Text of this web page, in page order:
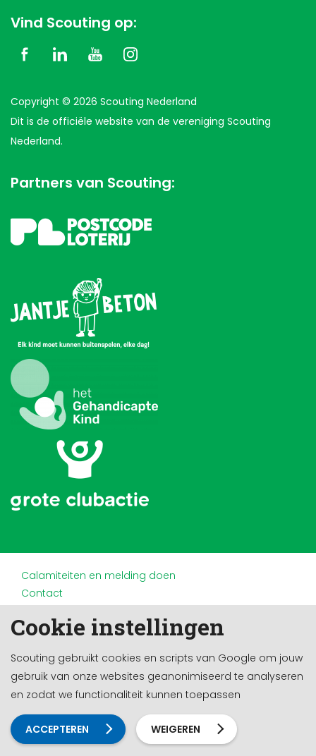
Cookie instellingen
Scouting gebruikt cookies en scripts van Google om jouw
gebruik van onze websites geanonimiseerd te analyseren
en zodat we functionaliteit kunnen toepassen
ACCEPTEREN WEIGEREN
Vind Scouting op:
Copyright © 2026 Scouting Nederland
Dit is de officiële website van de vereniging Scouting
Nederland.
Partners van Scouting:
Calamiteiten en melding doen
Contact
Doneren en nalaten
Privacy
Werken bij
Cookie-instellingen
Ontwikkeld door a&m impact